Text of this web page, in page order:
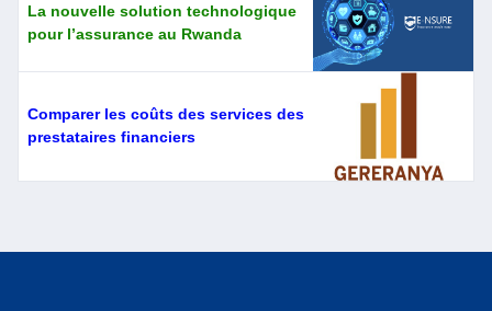
La nouvelle solution technologique
pour l’assurance au Rwanda
Comparer les coûts des services des
prestataires financiers